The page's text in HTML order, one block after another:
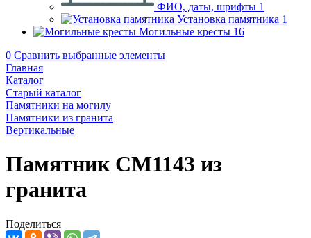
ФИО, даты, шрифты 1
Установка памятника 1
Могильные кресты 16
0 Сравнить выбранные элементы
Главная
Каталог
Старый каталог
Памятники на могилу
Памятники из гранита
Вертикальные
Памятник CM1143 из
гранита
Поделиться